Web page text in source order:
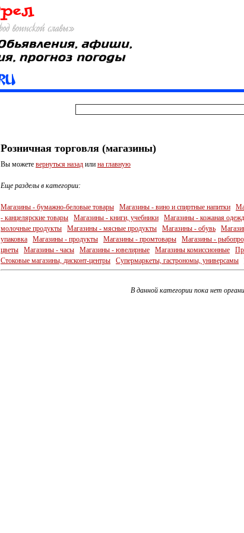
Розничная торговля (магазины)
Вы можете вернуться назад или на главную
Еще разделы в категории:
Магазины - бумажно-беловые товары Магазины - вино и спиртные напитки
- канцелярские товары
Магазины - книги, учебники Магазины - кожаная
молочные продукты
Магазины - мясные продукты Магазины - обувь
упаковка
Магазины - продукты Магазины - промтовары Магазины -
цветы
Магазины - часы Магазины - ювелирные Магазины комиссионные
Стоковые магазины, дисконт-центры
Супермаркеты, гастрономы, универсамы
В данной категории пока нет